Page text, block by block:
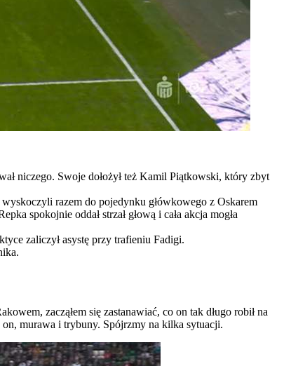
niczego. Swoje dołożył też Kamil Piątkowski, który zbyt
razem do pojedynku główkowego z Oskarem
spokojnie oddał strzał głową i cała akcja mogła
zaliczył asystę przy trafieniu Fadigi.
zacząłem się zastanawiać, co on tak długo robił na
murawa i trybuny. Spójrzmy na kilka sytuacji.